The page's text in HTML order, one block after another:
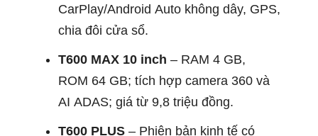
CarPlay/Android Auto không dây, GPS,
chia đôi cửa sổ.
T600 MAX 10 inch – RAM 4 GB,
ROM 64 GB; tích hợp camera 360 và
AI ADAS; giá từ 9,8 triệu đồng.
T600 PLUS – Phiên bản kinh tế có